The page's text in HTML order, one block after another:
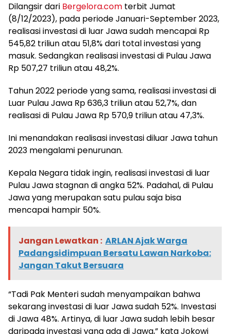
Dilangsir dari Bergelora.com terbit Jumat
(8/12/2023), pada periode Januari-September 2023,
realisasi investasi di luar Jawa sudah mencapai Rp
545,82 triliun atau 51,8% dari total investasi yang
masuk. Sedangkan realisasi investasi di Pulau Jawa
Rp 507,27 triliun atau 48,2%.
Tahun 2022 periode yang sama, realisasi investasi di
Luar Pulau Jawa Rp 636,3 triliun atau 52,7%, dan
realisasi di Pulau Jawa Rp 570,9 triliun atau 47,3%.
Ini menandakan realisasi investasi diluar Jawa tahun
2023 mengalami penurunan.
Kepala Negara tidak ingin, realisasi investasi di luar
Pulau Jawa stagnan di angka 52%. Padahal, di Pulau
Jawa yang merupakan satu pulau saja bisa
mencapai hampir 50%.
Jangan Lewatkan : ARLAN Ajak Warga
Padangsidimpuan Bersatu Lawan Narkoba:
Jangan Takut Bersuara
“Tadi Pak Menteri sudah menyampaikan bahwa
sekarang investasi di luar Jawa sudah 52%. Investasi
di Jawa 48%. Artinya, di luar Jawa sudah lebih besar
daripada investasi yang ada di Jawa,” kata Jokowi